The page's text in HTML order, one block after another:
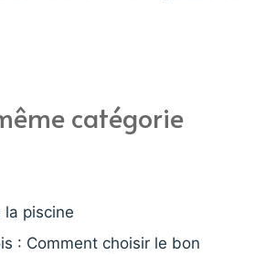
catégorie
la piscine
: Comment choisir le bon